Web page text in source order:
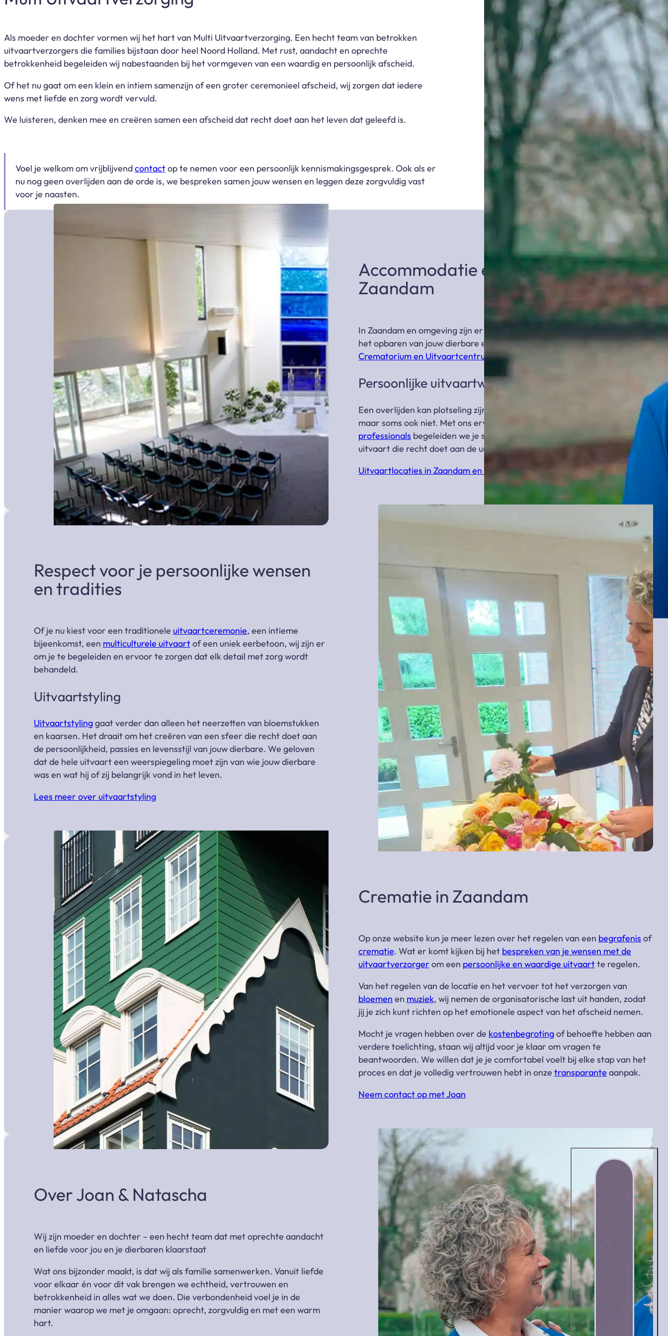
Als moeder en dochter vormen wij het hart van Multi Uitvaartverzorging. Een hecht team van betrokken
uitvaartverzorgers die families bijstaan door heel Noord Holland. Met rust, aandacht en oprechte
betrokkenheid begeleiden wij nabestaanden bij het vormgeven van een waardig en persoonlijk afscheid.
Of het nu gaat om een klein en intiem samenzijn of een groter ceremonieel afscheid, wij zorgen dat iedere
wens met liefde en zorg wordt vervuld.
We luisteren, denken mee en creëren samen een afscheid dat recht doet aan het leven dat geleefd is.
Voel je welkom om vrijblijvendcontactop te nemen voor een persoonlijk kennismakingsgesprek. Ook als er
nu nog geen overlijden aan de orde is, we bespreken samen jouw wensen en leggen deze zorgvuldig vast
voor je naasten.
Joan en Natascha van Multi Uitvaartverzorging
Accommodatie en uitvaartcentrum in
Zaandam
In Zaandam en omgeving zijn er verschillende mooie uitvaartcentra voor
het opbaren van jouw dierbare en voor debegrafenisofcrematiezoals
Crematorium en Uitvaartcentrum Zaanstad
Persoonlijke uitvaartwensen
Een overlijden kan plotseling zijn. Soms zijn er vooraf wensen vastgelegd,
maar soms ook niet. Met ons ervaren en toegewijde
professionals begeleiden we je stap voor stap bij het vormgeven van een
uitvaart die recht doet aan de unieke persoonlijkheid van jouw dierbare.
Uitvaartlocaties in Zaandam en omgeving
Respect voor je persoonlijke wensen
en tradities
Of je nu kiest voor een traditionele uitvaartceremonie, een intieme
bijeenkomst, een multiculturele uitvaartof een uniek eerbetoon, wij zijn er
om je te begeleiden en ervoor te zorgen dat elk detail met zorg wordt
behandeld.
Uitvaartstyling
Uitvaartstylinggaat verder dan alleen het neerzetten van bloemstukken
en kaarsen. Het draait om het creëren van een sfeer die recht doet aan
de persoonlijkheid, passies en levensstijl van jouw dierbare. We geloven
dat de hele uitvaart een weerspiegeling moet zijn van wie jouw dierbare
was en wat hij of zij belangrijk vond in het leven.
Lees meer over uitvaartstyling
Crematie in Zaandam
Op onze website kun je meer lezen over het regelen van een begrafenis of
crematie. Wat er komt kijken bij het bespreken van je wensen met de
uitvaartverzorger om een persoonlijke en waardige uitvaartte regelen.
Van het regelen van de locatie en het vervoer tot het verzorgen van
bloemen en muziek, wij nemen de organisatorische last uit handen, zodat
jij je zich kunt richten op het emotionele aspect van het afscheid nemen.
Mocht je vragen hebben over de kostenbegrotingof behoefte hebben aan
verdere toelichting, staan wij altijd voor je klaar om vragen te
beantwoorden. We willen dat je je comfortabel voelt bij elke stap van het
proces en dat je volledig vertrouwen hebt in onze transparante aanpak.
Neem contact op met Joan
Over Joan & Natascha
Wij zijn moeder en dochter – een hecht team dat met oprechte aandacht
en liefde voor jou en je dierbaren klaarstaat
Wat ons bijzonder maakt, is dat wij als familie samenwerken. Vanuit liefde
voor elkaar én voor dit vak brengen we echtheid, vertrouwen en
betrokkenheid in alles wat we doen. Die verbondenheid voel je in de
manier waarop we met je omgaan: oprecht, zorgvuldig en met een warm
hart.